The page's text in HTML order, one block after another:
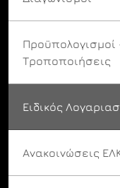
Τροποποιήσεις
Ειδικός
Ανακοινώσεις